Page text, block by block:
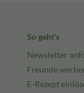
So geht's
Newsletter
Freunde
E-Rezept